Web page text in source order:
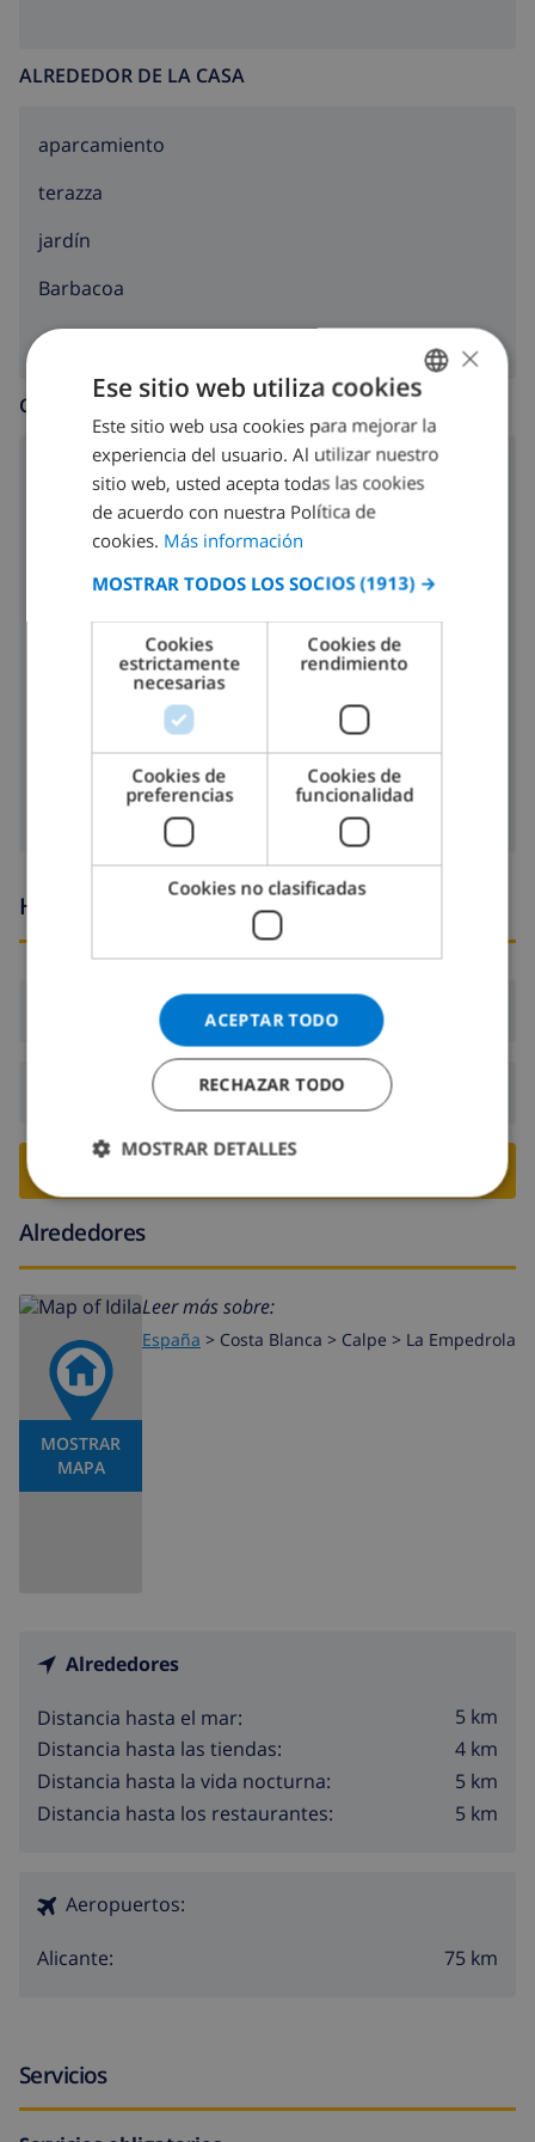
ALREDEDOR DE LA CASA
aparcamiento
terazza
jardín
barbacoa
COCINA
placa de cocina con 4 hornillos
horno
nevera
tostadora
lavadora
Horario de llegada y salida
Llegada: Desde 17:00 antes de 20:00
Salida:Antes de: 10:00
Alrededores
MOSTRAR
MAPA
Leer más sobre:
España > Costa Blanca > Calpe > La Empedrola
Alrededores
Distancia hasta el mar:
5 km
Distancia hasta las tiendas:
4 km
Distancia hasta la vida nocturna:
5 km
Distancia hasta los restaurantes:
5 km
Aeropuertos:
Alicante: 75 km
Servicios
SPANISH
DUTCH
FRENCH
GERMAN
CATALAN
ITALIAN
DANISH
×
Ese sitio web utiliza cookies
Este sitio web usa cookies para mejorar la
experiencia del usuario. Al utilizar nuestro
sitio web, usted acepta todas las cookies
de acuerdo con nuestra Política de
cookies. Más información
MOSTRAR TODOS LOS SOCIOS (1913) →
Cookies
estrictamente
necesarias
Cookies de
rendimiento
Cookies de
preferencias
Cookies de
funcionalidad
Cookies no clasificadas
ACEPTAR TODO
RECHAZAR TODO
MOSTRAR DETALLES